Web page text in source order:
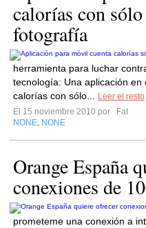
calorías con
fotografía
herramienta para luchar
tecnología: Una aplicación
calorías con sólo...
Leer el resto
El 15 noviembre 2010 por
Fat
NONE NONE
Orange España
conexiones de
prometeme una conexión a